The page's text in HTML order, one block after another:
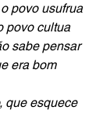
povo usufrua
povo cultua
sabe pensar
era bom
que esquece